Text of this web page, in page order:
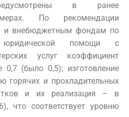
в ранее
По рекомендации
и внебюджетным фондам по
юридической помощи с
услуг коэффициент
0,7 (было 0,5); изготовление
горячих и прохладительных
и их реализация – в
что соответствует уровню